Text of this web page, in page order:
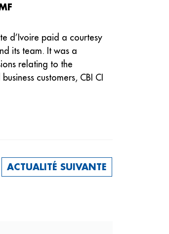
d’Ivoire paid a courtesy
its team. It was a
relating to the
customers, CBI CI
ACTUALITÉ SUIVANTE